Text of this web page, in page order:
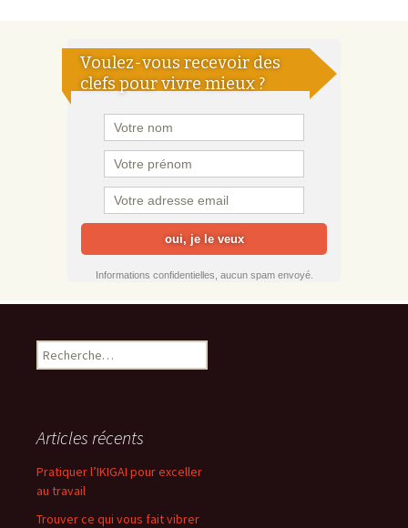
Voulez-vous recevoir des
clefs pour vivre mieux ?
Informations confidentielles, aucun spam envoyé.
Rechercher :
Articles récents
Pratiquer l’IKIGAI pour exceller
au travail
Trouver ce qui vous fait vibrer